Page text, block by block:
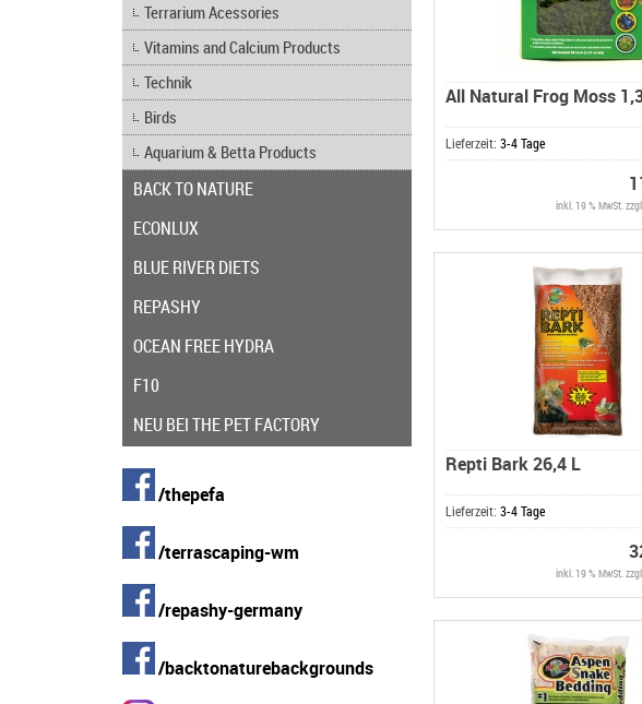
All Natural Frog Moss
Lieferzeit: 3-4 Tage
inkl. 19 % MwSt.
Repti Bark 26,4 L
Lieferzeit: 3-4 Tage
inkl. 19 % MwSt.
Terrarium Acessories
Vitamins and Calcium Products
Technik
Birds
Aquarium & Betta Products
BACK TO NATURE
ECONLUX
BLUE RIVER DIETS
REPASHY
OCEAN FREE HYDRA
F10
NEU BEI THE PET FACTORY
/thepefa
/terrascaping-wm
/repashy-germany
/backtonaturebackgrounds